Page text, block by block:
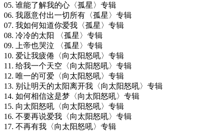
05. 谁能了解我的心〈孤星〉专辑
06. 我愿意付出一切所有〈孤星〉专辑
07. 我如何知道你爱我〈孤星〉专辑
08. 冷冷的太阳 〈孤星〉专辑
09. 上帝也哭泣 〈孤星〉专辑
10. 爱让我疲倦〈向太阳怒吼〉专辑
11. 给我一个天空〈向太阳怒吼〉专辑
12. 唯一的可爱〈向太阳怒吼〉专辑
13. 别让明天的太阳离开我〈向太阳怒吼〉专辑
14. 如何相信这是梦〈向太阳怒吼〉专辑
15. 向太阳怒吼〈向太阳怒吼〉专辑
16. 不要再说爱我〈向太阳怒吼〉专辑
17. 不再有我〈向太阳怒吼〉专辑